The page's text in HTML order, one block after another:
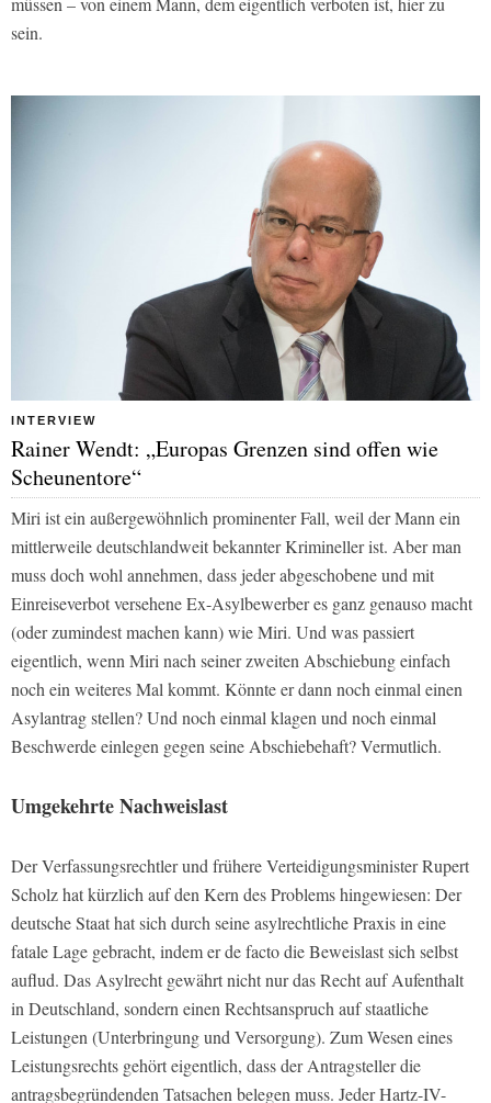
sein.
INTERVIEW
Rainer Wendt: „Europas Grenzen sind offen wie
Scheunentore“
Miri ist ein außergewöhnlich prominenter Fall, weil der Mann ein
mittlerweile deutschlandweit bekannter Krimineller ist. Aber man
muss doch wohl annehmen, dass jeder abgeschobene und mit
Einreiseverbot versehene Ex-Asylbewerber es ganz genauso macht
(oder zumindest machen kann) wie Miri. Und was passiert
eigentlich, wenn Miri nach seiner zweiten Abschiebung einfach
noch ein weiteres Mal kommt. Könnte er dann noch einmal einen
Asylantrag stellen? Und noch einmal klagen und noch einmal
Beschwerde einlegen gegen seine Abschiebehaft? Vermutlich.
Umgekehrte Nachweislast
Der Verfassungsrechtler und frühere Verteidigungsminister Rupert
Scholz hat kürzlich auf den Kern des Problems hingewiesen: Der
deutsche Staat hat sich durch seine asylrechtliche Praxis in eine
fatale Lage gebracht, indem er de facto die Beweislast sich selbst
auflud. Das Asylrecht gewährt nicht nur das Recht auf Aufenthalt
in Deutschland, sondern einen Rechtsanspruch auf staatliche
Leistungen (Unterbringung und Versorgung). Zum Wesen eines
Leistungsrechts gehört eigentlich, dass der Antragsteller die
antragsbegründenden Tatsachen belegen muss. Jeder Hartz-IV-